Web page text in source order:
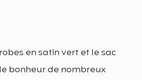
en satin vert et le sac
bonheur de nombreux